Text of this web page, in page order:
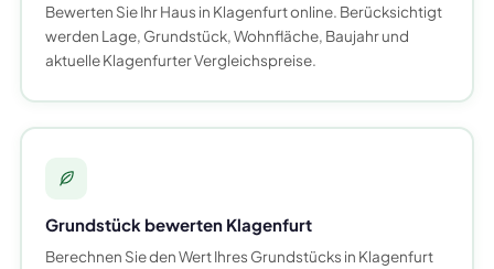
Bewerten Sie Ihr Haus in Klagenfurt online. Berücksichtigt
werden Lage, Grundstück, Wohnfläche, Baujahr und
aktuelle Klagenfurter Vergleichspreise.
Grundstück bewerten Klagenfurt
Berechnen Sie den Wert Ihres Grundstücks in Klagenfurt